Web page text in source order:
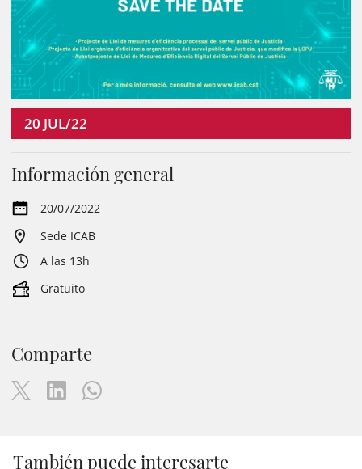
20 JUL/22
Información general
20/07/2022
Sede ICAB
A las 13h
Gratuito
Comparte
También puede interesarte